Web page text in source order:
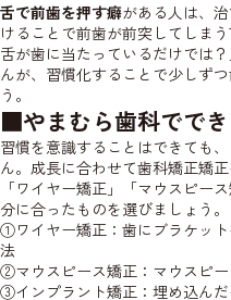
舌で前歯を押す癖がある人は、
けることで前歯が前突してしま
舌が歯に当たっているだけでは
んが、習慣化することで少しず
う。
■やまむら歯科でで
習慣を意識することはできても
ん。成長に合わせて歯科矯正矯
「ワイヤー矯正」「マウスピー
分に合ったものを選びましょう。
①ワイヤー矯正：歯にブラケッ
法
②マウスピース矯正：マウスピ
③インプラント矯正：埋め込ん